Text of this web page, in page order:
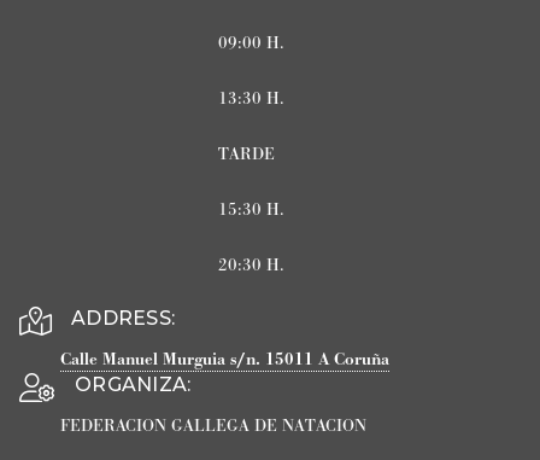
09:00 H.
13:30 H.
TARDE
15:30 H.
20:30 H.
ADDRESS:
Calle Manuel Murguia s/n. 15011 A Coruña
ORGANIZA:
FEDERACION GALLEGA DE NATACION